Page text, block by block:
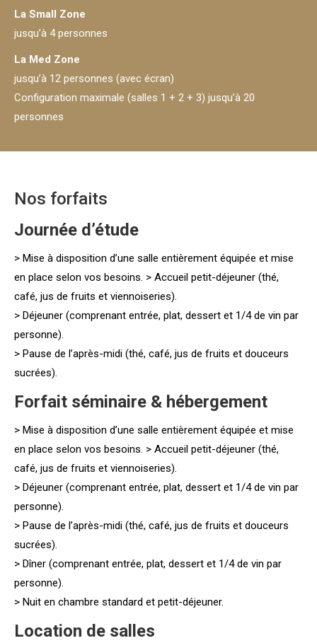
La Small Zone
jusqu’à 4 personnes
La Med Zone
jusqu’à 12 personnes (avec écran)
Configuration maximale (salles 1 + 2 + 3) jusqu’à 20
personnes
Nos forfaits
Journée d’étude
> Mise à disposition d’une salle entièrement équipée et mise
en place selon vos besoins. > Accueil petit-déjeuner (thé,
café, jus de fruits et viennoiseries).
> Déjeuner (comprenant entrée, plat, dessert et 1/4 de vin par
personne).
> Pause de l’après-midi (thé, café, jus de fruits et douceurs
sucrées).
Forfait séminaire & hébergement
> Mise à disposition d’une salle entièrement équipée et mise
en place selon vos besoins. > Accueil petit-déjeuner (thé,
café, jus de fruits et viennoiseries).
> Déjeuner (comprenant entrée, plat, dessert et 1/4 de vin par
personne).
> Pause de l’après-midi (thé, café, jus de fruits et douceurs
sucrées).
> Dîner (comprenant entrée, plat, dessert et 1/4 de vin par
personne).
> Nuit en chambre standard et petit-déjeuner.
Location de salles